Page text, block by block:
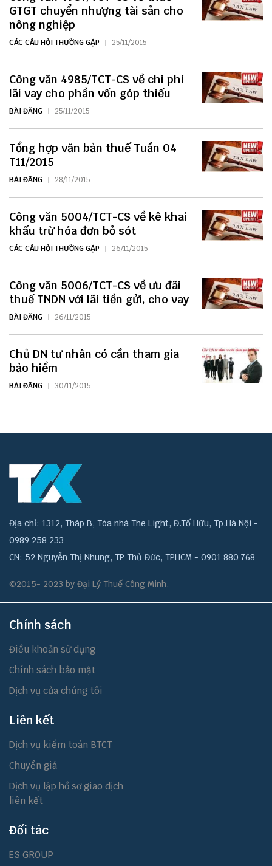
GTGT chuyển nhượng tài sản cho
nông nghiệp
CÁC CÂU HỎI THƯỜNG GẶP 25/11/2015
Công văn 4985/TCT-CS về chi phí
lãi vay cho phần vốn góp thiếu
BÀI ĐĂNG 25/11/2015
Tổng hợp văn bản thuế Tuần 04
T11/2015
BÀI ĐĂNG 28/11/2015
Công văn 5004/TCT-CS về kê khai
khấu trừ hóa đơn bỏ sót
CÁC CÂU HỎI THƯỜNG GẶP 26/11/2015
Công văn 5006/TCT-CS về ưu đãi
thuế TNDN với lãi tiền gửi, cho vay
BÀI ĐĂNG 26/11/2015
Chủ DN tư nhân có cần tham gia
bảo hiểm
BÀI ĐĂNG 30/11/2015
Địa chỉ: 1312, Tháp B, Tòa nhà The Light, Đ.Tố Hữu, Tp.Hà Nội -
0989 258 233
CN: 52 Nguyễn Thị Nhung, TP Thủ Đức, TPHCM - 0901 880 768
©2015- 2023 by Đại Lý Thuế Công Minh.
Chính sách
Điều khoản sử dụng
Chính sách bảo mật
Dịch vụ của chúng tôi
Liên kết
Dịch vụ kiểm toán BTCT
Chuyển giá
Dịch vụ lập hồ sơ giao dịch
liên kết
Đối tác
ES GROUP